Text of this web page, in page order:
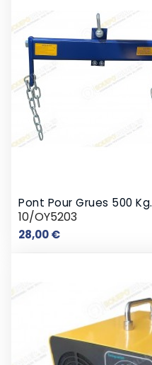
Pont Pour Grues 500 Kg.
10/OY5203
28,00 €Prix